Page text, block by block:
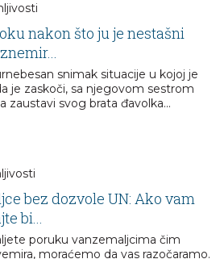
nakon što ju je nestašni
snimak situacije u kojoj je
je zaskoči, sa njegovom sestrom
zaustavi svog brata đavolka...
bez dozvole UN: Ako vam
bi...
poruku vanzemaljcima čim
moraćemo da vas razočaramo.